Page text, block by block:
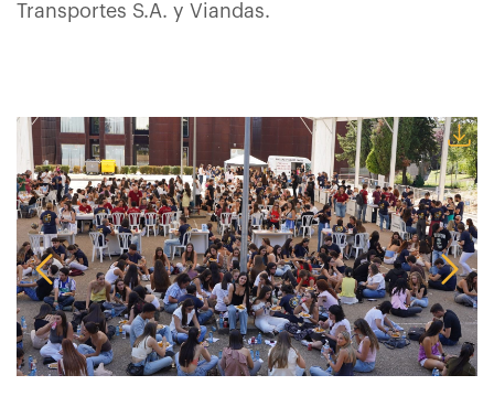
Transportes S.A. y Viandas.